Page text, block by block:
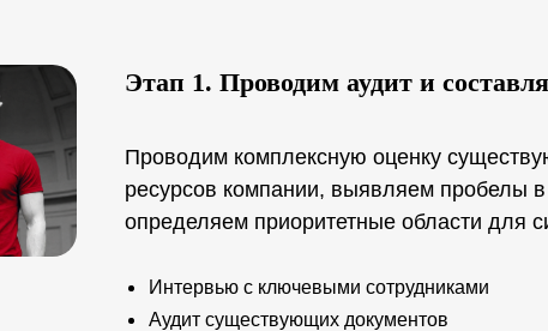
Этап 1. Проводим аудит и
Проводим комплексную оценку
ресурсов компании, выявляем пробелы
определяем приоритетные области для
Интервью с ключевыми сотрудниками
Аудит существующих документов